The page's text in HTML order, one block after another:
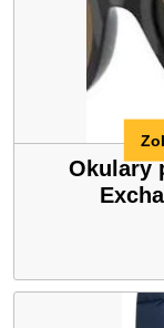
Okulary